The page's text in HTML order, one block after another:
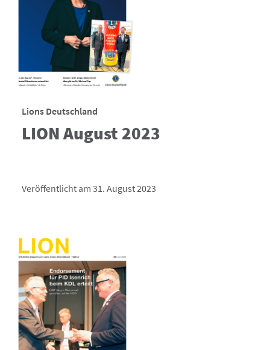
Lions Deutschland
LION August 2023
Veröffentlicht am 31. August 2023